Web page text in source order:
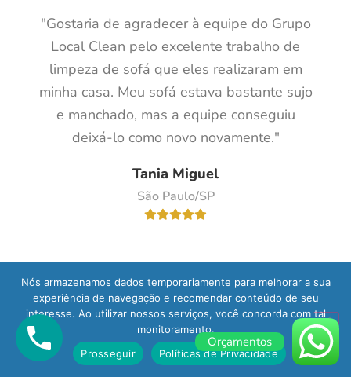
"Gostaria de agradecer à equipe do Grupo
Local Clean pelo excelente trabalho de
limpeza de sofá que eles realizaram em
minha casa. Meu sofá estava bastante sujo
e manchado, mas a equipe conseguiu
deixá-lo como novo novamente."
Tania Miguel
São Paulo/SP
"Contratei o serviço de limpeza de sofá e
fiquei muito satisfeito com o resultado. A
equipe foi muito profissional e deixaram
Orçamentos
Nós armazenamos dados temporariamente para melhorar a sua
experiência de navegação e recomendar conteúdo de seu
interesse. Ao utilizar nossos serviços, você concorda com tal
monitoramento.
Prosseguir
Políticas de Privacidade